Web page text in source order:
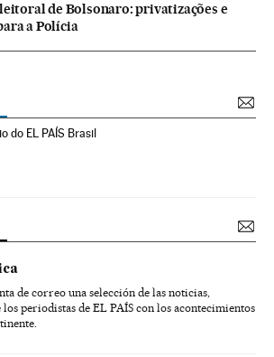
de Bolsonaro: privatizações e
a Polícia
do EL PAÍS Brasil
de correo una selección de las noticias,
periodistas de EL PAÍS con los acontecimientos